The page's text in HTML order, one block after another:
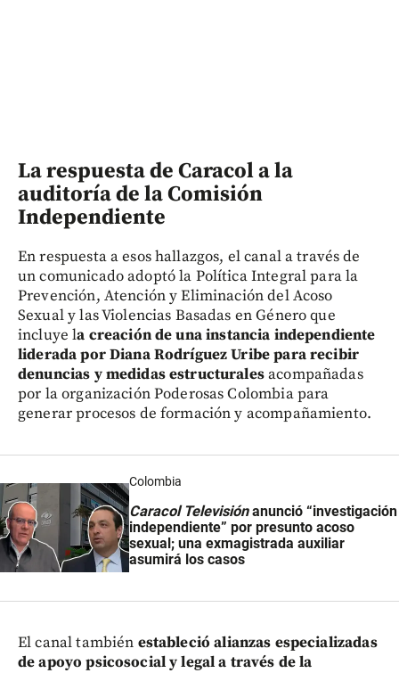
La respuesta de Caracol a la
auditoría de la Comisión
Independiente
En respuesta a esos hallazgos, el canal a través de
un comunicado adoptó la Política Integral para la
Prevención, Atención y Eliminación del Acoso
Sexual y las Violencias Basadas en Género que
incluye la creación de una instancia independiente
liderada por Diana Rodríguez Uribe para recibir
denuncias y medidas estructuralesacompañadas
por la organización Poderosas Colombia para
generar procesos de formación y acompañamiento.
Colombia
Caracol Televisiónanunció “investigación
independiente” por presunto acoso
sexual; una exmagistrada auxiliar
asumirá los casos
El canal también estableció alianzas especializadas
de apoyo psicosocial y legal a través de la